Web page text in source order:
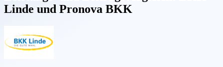
Linde und Pronova BKK